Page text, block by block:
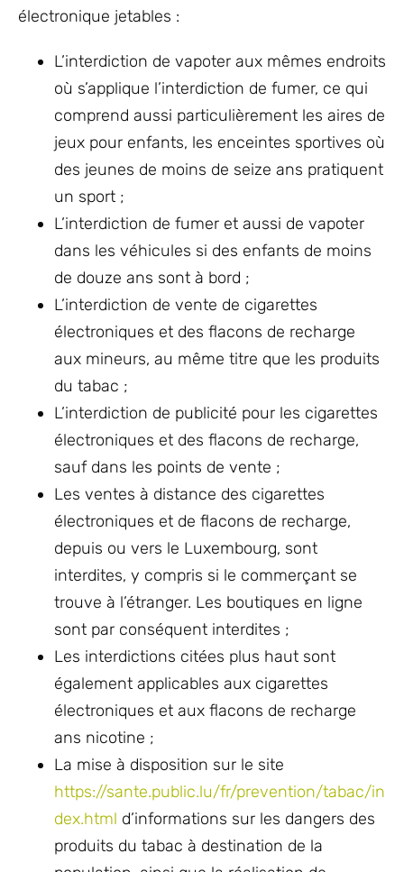
électronique jetables :
L’interdiction de vapoter aux mêmes endroits
où s’applique l’interdiction de fumer, ce qui
comprend aussi particulièrement les aires de
jeux pour enfants, les enceintes sportives où
des jeunes de moins de seize ans pratiquent
un sport ;
L’interdiction de fumer et aussi de vapoter
dans les véhicules si des enfants de moins
de douze ans sont à bord ;
L’interdiction de vente de cigarettes
électroniques et des flacons de recharge
aux mineurs, au même titre que les produits
du tabac ;
L’interdiction de publicité pour les cigarettes
électroniques et des flacons de recharge,
sauf dans les points de vente ;
Les ventes à distance des cigarettes
électroniques et de flacons de recharge,
depuis ou vers le Luxembourg, sont
interdites, y compris si le commerçant se
trouve à l’étranger. Les boutiques en ligne
sont par conséquent interdites ;
Les interdictions citées plus haut sont
également applicables aux cigarettes
électroniques et aux flacons de recharge
ans nicotine ;
La mise à disposition sur le site
https://sante.public.lu/fr/prevention/tabac/in
dex.html d’informations sur les dangers des
produits du tabac à destination de la